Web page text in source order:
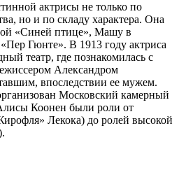
актрисы не только по
но и по складу характера. Она
«Синей птице», Машу в
Гюнте». В 1913 году актриса
театр, где познакомилась с
Александром
впоследствии ее мужем.
Московский камерный
Коонен были роли от
Лекока) до ролей высокой